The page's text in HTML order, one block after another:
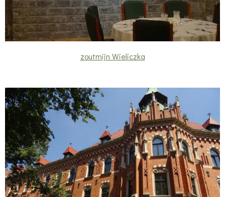
zoutmijn Wieliczka